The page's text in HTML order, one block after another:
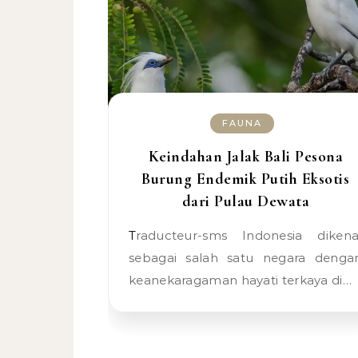
FAUNA
Keindahan Jalak Bali Pesona
Burung Endemik Putih Eksotis
dari Pulau Dewata
Traducteur-sms Indonesia dikenal
sebagai salah satu negara
keanekaragaman hayati terkaya di…